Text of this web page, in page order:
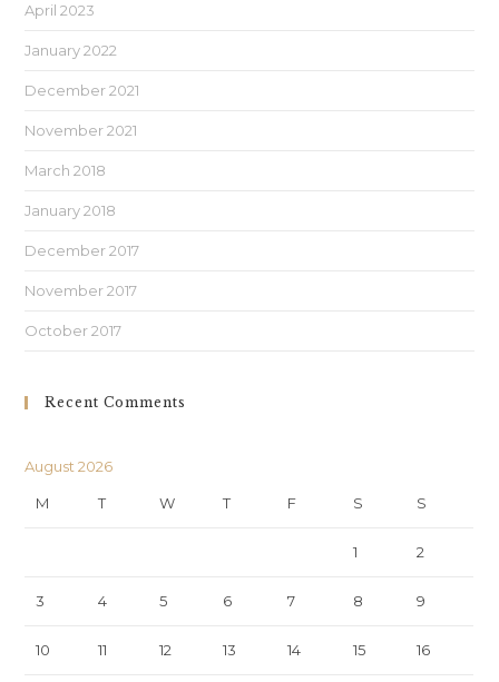
April 2023
January 2022
December 2021
November 2021
March 2018
January 2018
December 2017
November 2017
October 2017
Recent Comments
August 2026
M T W T F S S
1 2
3 4 5 6 7 8 9
10 11 12 13 14 15 16